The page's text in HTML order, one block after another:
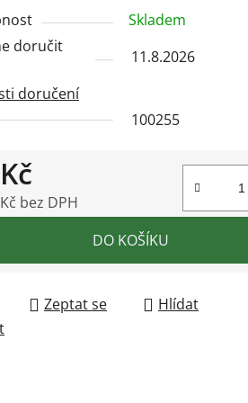
Skladem
doručit
11.8.2026
doručení
100255
bez DPH
DO KOŠÍKU
Zeptat se
Hlídat